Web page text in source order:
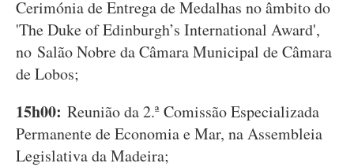
Cerimónia de Entrega de Medalhas no âmbito do
'The Duke of Edinburgh’s International Award',
no Salão Nobre da Câmara Municipal de Câmara
de Lobos;
15h00: Reunião da 2.ª Comissão Especializada
Permanente de Economia e Mar, na Assembleia
Legislativa da Madeira;